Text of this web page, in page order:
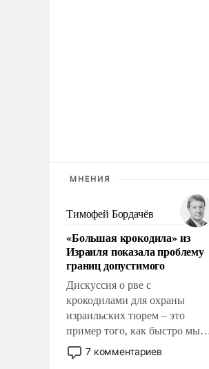
МНЕНИЯ
Тимофей Бордачёв
«Большая крокодила» из
Израиля показала проблему
границ допустимого
Дискуссия о рве с
крокодилами для охраны
израильских тюрем – это
пример того, как быстро мы
двигаемся по пути
революционных изменений.
7 комментариев